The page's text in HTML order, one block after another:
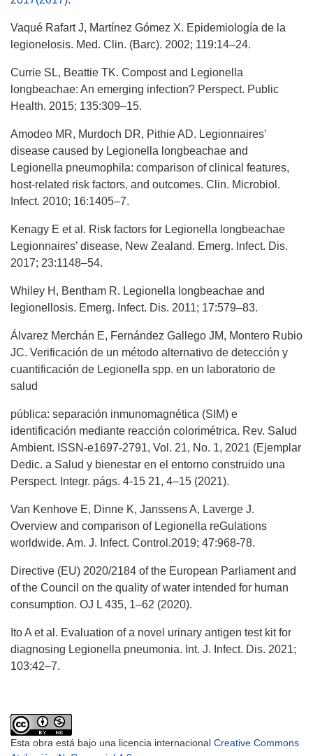
Vaqué Rafart J, Martínez Gómez X. Epidemiología de la
legionelosis. Med. Clin. (Barc). 2002; 119:14–24.
Currie SL, Beattie TK. Compost and Legionella
longbeachae: An emerging infection? Perspect. Public
Health. 2015; 135:309–15.
Amodeo MR, Murdoch DR, Pithie AD. Legionnaires’
disease caused by Legionella longbeachae and
Legionella pneumophila: comparison of clinical features,
host-related risk factors, and outcomes. Clin. Microbiol.
Infect. 2010; 16:1405–7.
Kenagy E et al. Risk factors for Legionella longbeachae
Legionnaires’ disease, New Zealand. Emerg. Infect. Dis.
2017; 23:1148–54.
Whiley H, Bentham R. Legionella longbeachae and
legionellosis. Emerg. Infect. Dis. 2011; 17:579–83.
Álvarez Merchán E, Fernández Gallego JM, Montero Rubio
JC. Verificación de un método alternativo de detección y
cuantificación de Legionella spp. en un laboratorio de
salud
pública: separación inmunomagnética (SIM) e
identificación mediante reacción colorimétrica. Rev. Salud
Ambient. ISSN-e1697-2791, Vol. 21, No. 1, 2021 (Ejemplar
Dedic. a Salud y bienestar en el entorno construido una
Perspect. Integr. págs. 4-15 21, 4–15 (2021).
Van Kenhove E, Dinne K, Janssens A, Laverge J.
Overview and comparison of Legionella reGulations
worldwide. Am. J. Infect. Control.2019; 47:968-78.
Directive (EU) 2020/2184 of the European Parliament and
of the Council on the quality of water intended for human
consumption. OJ L 435, 1–62 (2020).
Ito A et al. Evaluation of a novel urinary antigen test kit for
diagnosing Legionella pneumonia. Int. J. Infect. Dis. 2021;
103:42–7.
Esta obra está bajo una licencia internacional Creative Commons